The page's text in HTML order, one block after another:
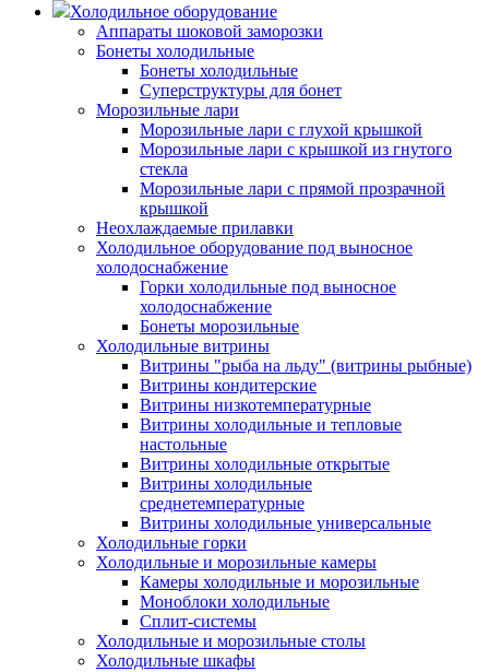
Холодильное оборудование
Аппараты шоковой заморозки
Бонеты холодильные
Бонеты холодильные
Суперструктуры для бонет
Морозильные лари
Морозильные лари с глухой крышкой
Морозильные лари с крышкой из гнутого
стекла
Морозильные лари с прямой прозрачной
крышкой
Неохлаждаемые прилавки
Холодильное оборудование под выносное
холодоснабжение
Горки холодильные под выносное
холодоснабжение
Бонеты морозильные
Холодильные витрины
Витрины "рыба на льду" (витрины рыбные)
Витрины кондитерские
Витрины низкотемпературные
Витрины холодильные и тепловые
настольные
Витрины холодильные открытые
Витрины холодильные
среднетемпературные
Витрины холодильные универсальные
Холодильные горки
Холодильные и морозильные камеры
Камеры холодильные и морозильные
Моноблоки холодильные
Сплит-системы
Холодильные и морозильные столы
Холодильные шкафы